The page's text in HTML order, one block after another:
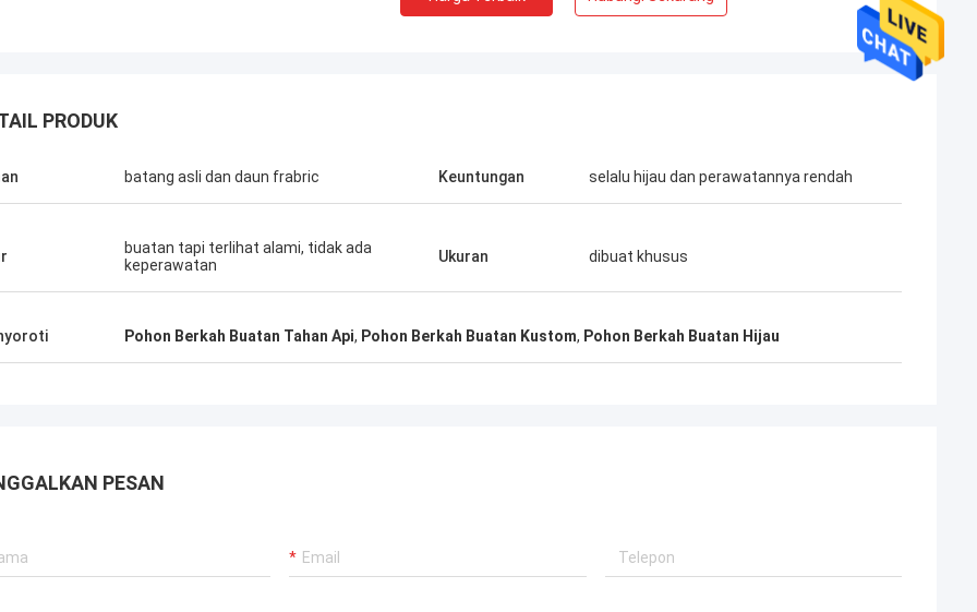
perusahaan Haihong
pencarian yang lama, kualitas
kebutuhan kami.Mereka
teknis untuk mendapatkan
dan layanan pemeliharaan dengan
PRODUK
batang asli dan daun frabric Keuntungan selalu hijau dan perawatannya rendah
buatan tapi terlihat alami, tidak ada
keperawatan
Ukuran dibuat khusus
Pohon Berkah Buatan Tahan Api, Pohon Berkah Buatan Kustom, Pohon Berkah Buatan Hijau
PESAN